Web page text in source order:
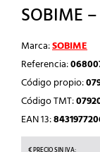
SOBIME
Marca:SOBIME
Referencia:
Código propio:
Código TMT:
EAN 13: